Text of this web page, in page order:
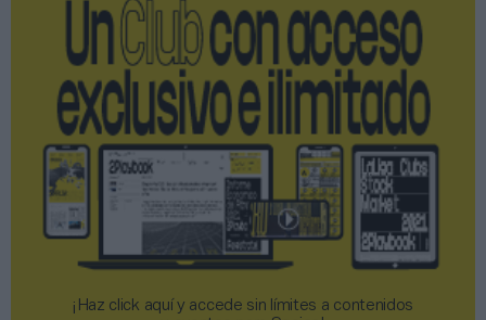
¡Haz click aquí y accede sin límites a contenidos